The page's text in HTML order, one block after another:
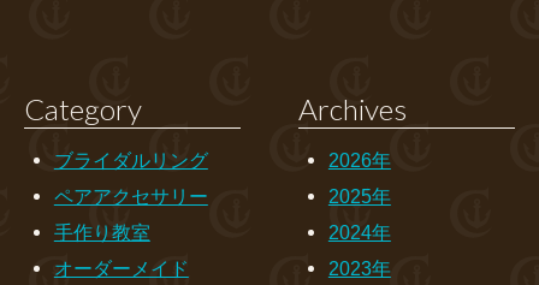
Category
ブライダルリング
ペアアクセサリー
手作り教室
オーダーメイド
Archives
2026年
2025年
2024年
2023年